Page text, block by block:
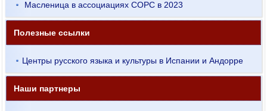
Масленица в ассоциациях СОРС в 2023
Полезные ссылки
Центры русского языка и культуры в Испании и Андорре
Наши партнеры